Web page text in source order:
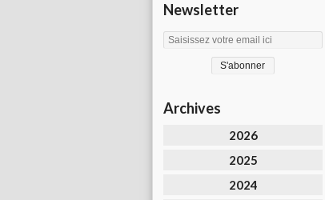
Newsletter
Archives
2026
2025
2024